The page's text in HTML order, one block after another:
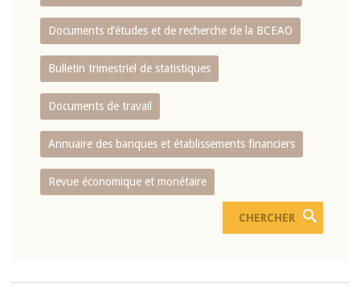
Documents d’études et de recherche de la BCEAO
Bulletin trimestriel de statistiques
Documents de travail
Annuaire des banques et établissements financiers
Revue économique et monétaire